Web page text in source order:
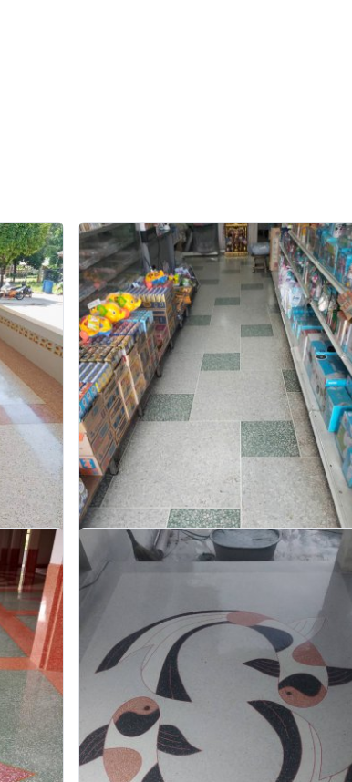
ำทรายล้าง
บเหมาทำ
ฬสินธุ์
รับขัดพื้นหินจันทบุรี
บริการรับทำทรายล้าง ล้างหินขัด หินล้าง ทรายล้าง ทำทรายล้าง
ช่างทรายล้าง ช่างหินขัด รับทำหินขัด รับทำหินอ่อน รับเหมาทำ
ทรายล้าง โดยช่างผู้มีประสบการณ์มากกว่า 30 ปี จันทบุรี
สอบถาม